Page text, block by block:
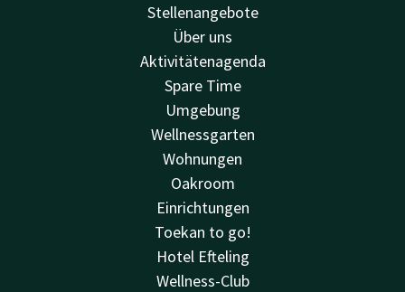
Stellenangebote
Über uns
Aktivitätenagenda
Spare Time
Umgebung
Wellnessgarten
Wohnungen
Oakroom
Einrichtungen
Toekan to go!
Hotel Efteling
Wellness-Club